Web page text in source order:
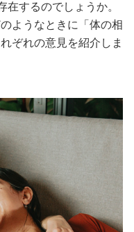
在するのでしょうか。
ようなときに「体の相
ぞれの意見を紹介しま